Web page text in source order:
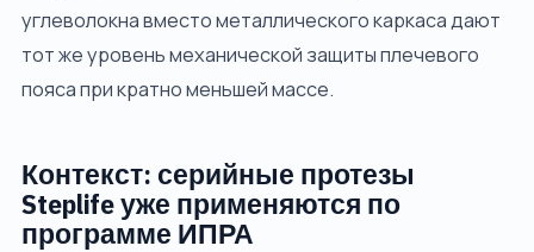
углеволокна вместо металлического каркаса дают
тот же уровень механической защиты плечевого
пояса при кратно меньшей массе.
Контекст: серийные протезы
Steplife уже применяются по
программе ИПРА